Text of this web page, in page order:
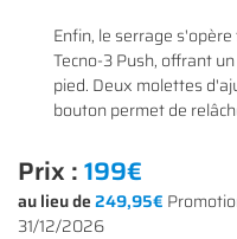
Enfin, le serrage
Tecno-3 Push, offrant
pied. Deux molettes
bouton permet de
Prix :199€
au lieu de249,95€
31/12/2026